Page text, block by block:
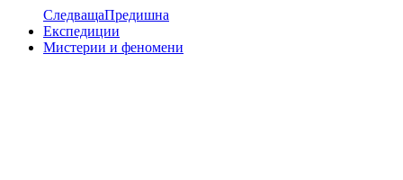
СледващаПредишна
Експедиции
Мистерии и феномени